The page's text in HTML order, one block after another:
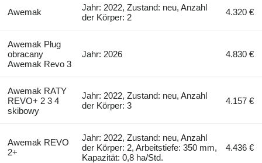
Awemak
Jahr: 2022, Zustand: neu, Anzahl
der Körper: 2
4.320 €
Awemak Pług
obracany
Awemak Revo 3
Jahr: 2026 4.830 €
Awemak RATY
REVO+ 2 3 4
skibowy
Jahr: 2022, Zustand: neu, Anzahl
der Körper: 3
4.157 €
Awemak REVO
2+
Jahr: 2022, Zustand: neu, Anzahl
der Körper: 2, Arbeitstiefe: 350 mm,
Kapazität: 0,8 ha/Std.
4.436 €